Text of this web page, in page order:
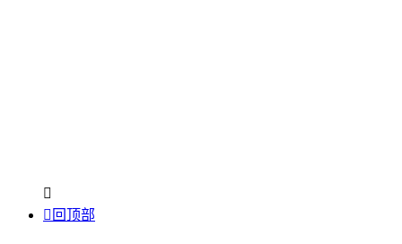

 回顶部